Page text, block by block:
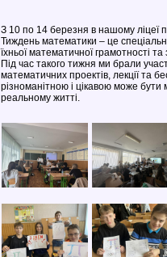
З 10 по 14 березня в нашому ліцеї
Тиждень математики – це
їхньої математичної грамотності
Під час такого тижня ми брали
математичних проектів, лекції та
різноманітною і цікавою може
реальному житті.